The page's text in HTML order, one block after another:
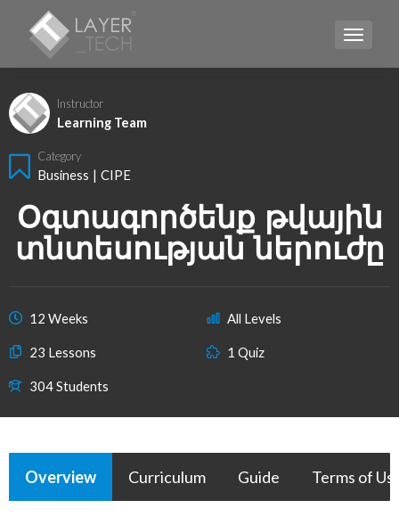
Instructor
Learning Team
Category
Business | CIPE
Օգտագործենք թվային
տնտեսության ներուժը
12 Weeks All Levels
23 Lessons 1 Quiz
304 Students
Overview Curriculum Guide Terms of